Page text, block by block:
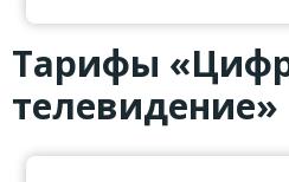
Тарифы
телевидение»